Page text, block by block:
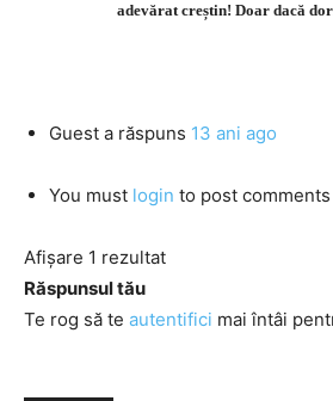
adevărat creștin! Doar dacă
Guest a răspuns 13 ani ago
You must login to post comments
Afișare 1 rezultat
Răspunsul tău
Te rog să te autentifici mai întâi